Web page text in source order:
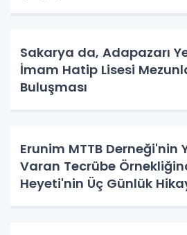
Sakarya da, Adapazarı
İmam Hatip Lisesi
Buluşması
Erunim MTTB Derneği'nin
Varan Tecrübe
Heyeti'nin Üç Günlük